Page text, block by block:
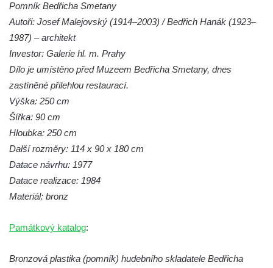
Socha Medvěd jeskynní v ZOO Hluboká
Socha Mamutí lebka v ZOO Hluboká
Socha Orel v ZOO Hluboká
Socha Vydry si hrají v ZOO Hluboká
Socha Přátelství v ZOO Hluboká
Socha Matka příroda v ZOO Hluboká
Socha Kudlanka v ZOO Hluboká
Socha Vlčice s mládětem v ZOO Hluboká
Socha Rys číhající na srnu v ZOO Hluboká
Socha Tygr v ZOO Hluboká
Socha Želva v ZOO Hluboká
Pomník Bedřicha Smetany
Autoři: Josef Malejovský (1914–2003) / Bedřich Hanák (1923–
1987) – architekt
Investor: Galerie hl. m. Prahy
Dílo je umístěno před Muzeem Bedřicha Smetany, dnes
zastíněné přilehlou restaurací.
Výška: 250 cm
Šířka: 90 cm
Hloubka: 250 cm
Další rozměry: 114 x 90 x 180 cm
Datace návrhu: 1977
Datace realizace: 1984
Materiál: bronz
Památkový katalog:
Bronzová plastika (pomník) hudebního skladatele Bedřicha